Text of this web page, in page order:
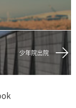
少年院出院